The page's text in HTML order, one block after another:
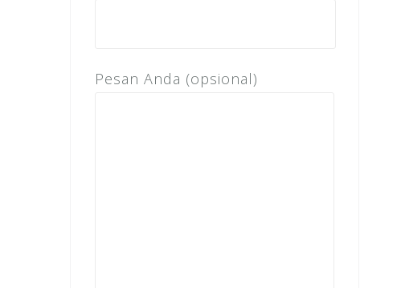
Pesan Anda (opsional)